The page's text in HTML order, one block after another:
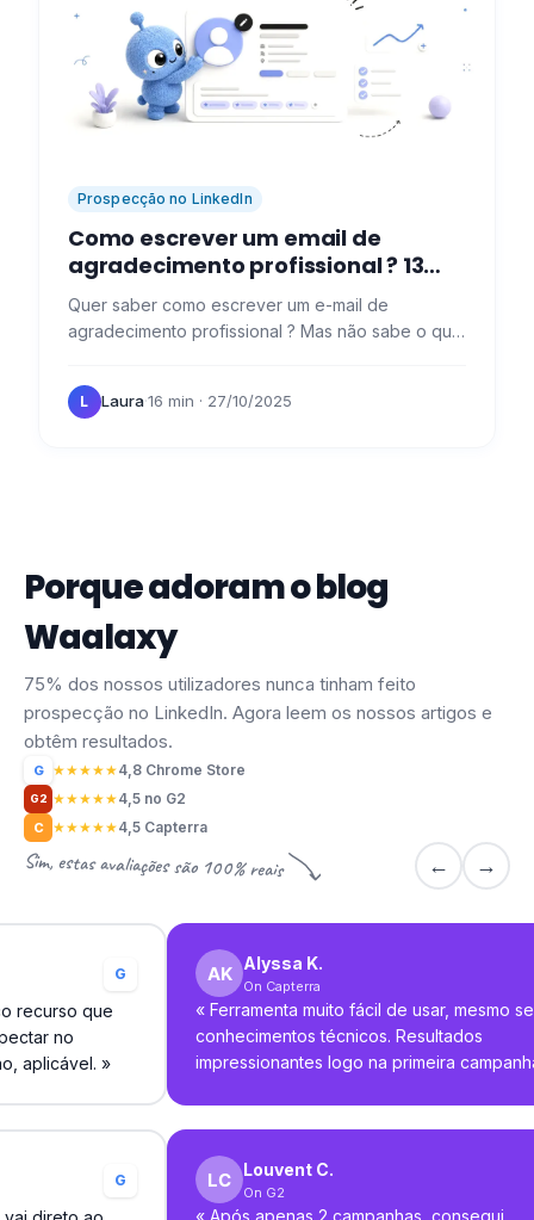
Prospecção no LinkedIn
Como escrever um email de
agradecimento profissional​ ? 13
modelos com exemplos concretos
Quer saber como escrever um e-mail de
agradecimento profissional ? Mas não sabe o que
é fácil, especialmente…
L Laura·16 min · 27/10/2025
Porque adoram o blog
Waalaxy
75% dos nossos utilizadores nunca tinham feito
prospecção no LinkedIn. Agora leem os nossos artigos e
obtêm resultados.
G ★★★★★4,8 Chrome Store
G2 ★★★★★4,5 no G2
C ★★★★★4,5 Capterra
Sim, estas avaliações são 100% reais ← →
G
recurso que
no
aplicável. »
Alyssa K.
On Capterra
« Ferramenta muito fácil de usar, mesmo
conhecimentos técnicos. Resultados
impressionantes logo na primeira
G
Louvent C.
On G2
« Após apenas 2 campanhas, consegui